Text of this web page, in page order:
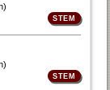
)
)